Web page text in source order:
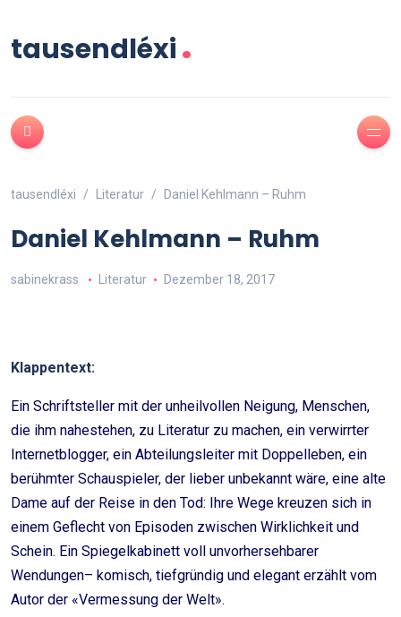
tausendléxi.
tausendléxi Literatur Daniel Kehlmann – Ruhm
Daniel Kehlmann – Ruhm
sabinekrass Literatur Dezember 18, 2017
Klappentext:
Ein Schriftsteller mit der unheilvollen Neigung, Menschen,
die ihm nahestehen, zu Literatur zu machen, ein verwirrter
Internetblogger, ein Abteilungsleiter mit Doppelleben, ein
berühmter Schauspieler, der lieber unbekannt wäre, eine alte
Dame auf der Reise in den Tod: Ihre Wege kreuzen sich in
einem Geflecht von Episoden zwischen Wirklichkeit und
Schein. Ein Spiegelkabinett voll unvorhersehbarer
Wendungen– komisch, tiefgründig und elegant erzählt vom
Autor der «Vermessung der Welt».